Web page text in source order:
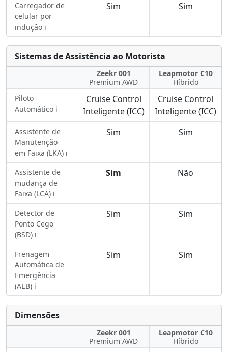
Carregador de
celular por
indução ℹ️
Sim Sim
Sistemas de Assistência ao Motorista
Zeekr 001
Premium AWD
Leapmotor C10
Híbrido
Piloto
Automático ℹ️
Cruise Control
Inteligente (ICC)
Cruise Control
Inteligente (ICC)
Assistente de
Manutenção
em Faixa (LKA) ℹ️
Sim Sim
Assistente de
mudança de
Faixa (LCA) ℹ️
Sim Não
Detector de
Ponto Cego
(BSD) ℹ️
Sim Sim
Frenagem
Automática de
Emergência
(AEB) ℹ️
Sim Sim
Dimensões
Zeekr 001
Premium AWD
Leapmotor C10
Híbrido